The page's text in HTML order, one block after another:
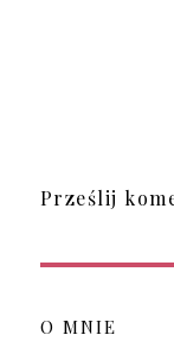
Prześlij
O MNIE